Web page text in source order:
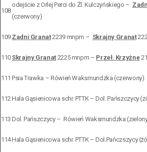
108
odejście z Orlej Perci do Żl. Kulczyńskiego –
(czerwony)
109 Zadni Granat2239 mnpm – Skrajny Granat
110 Skrajny Granat2225 mnpm – Przeł. Krzyżne
111 Psia Trawka – Rówień Waksmundzka (czerwony)
112 Hala Gąsienicowa schr. PTTK – Dol. Pańszczycy
113 Dol. Pańszczycy – Rówień Waksmundzka
114Hala Gąsienicowa schr. PTTK – Dol.Pańczszycy